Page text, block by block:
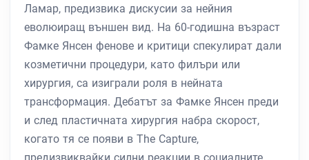
Ламар, предизвика дискусии за нейния
еволюиращ външен вид. На 60-годишна възраст
Фамке Янсен фенове и критици спекулират дали
козметични процедури, като филъри или
хирургия, са изиграли роля в нейната
трансформация. Дебатът за Фамке Янсен преди
и след пластичната хирургия набра скорост,
когато тя се появи в The Capture,